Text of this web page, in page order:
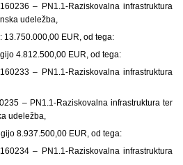
– PN1.1-Raziskovalna infrastruktura
udeležba,
13.750.000,00 EUR, od tega:
4.812.500,00 EUR, od tega:
– PN1.1-Raziskovalna infrastruktura
– PN1.1-Raziskovalna infrastruktura ter
udeležba,
8.937.500,00 EUR, od tega:
– PN1.1-Raziskovalna infrastruktura